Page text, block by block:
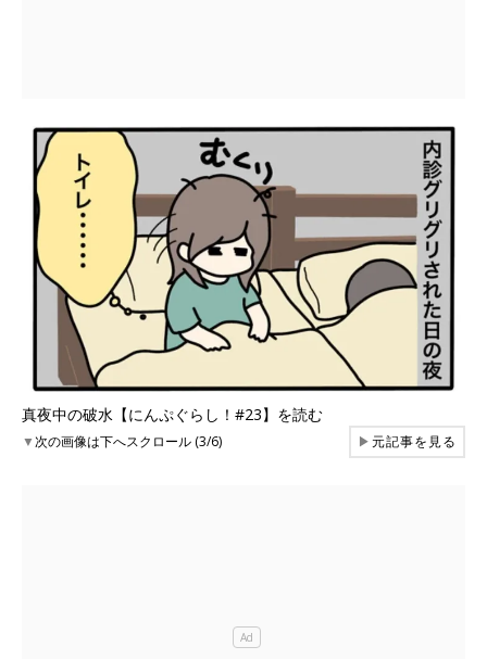
真夜中の破水【にんぷぐらし！#23】を読む
▼次の画像は下へスクロール (3/6) ▶元記事を見る